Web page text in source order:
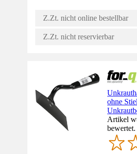
Z.Zt. nicht online bestellbar
Z.Zt. nicht reservierbar
ohne
Artikel
bewertet.